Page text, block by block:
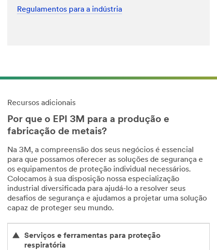
Regulamentos para a indústria
Recursos adicionais
Por que o EPI 3M para a produção e
fabricação de metais?
Na 3M, a compreensão dos seus negócios é essencial
para que possamos oferecer as soluções de segurança e
os equipamentos de proteção individual necessários.
Colocamos à sua disposição nossa especialização
industrial diversificada para ajudá-lo a resolver seus
desafios de segurança e ajudamos a projetar uma solução
capaz de proteger seu mundo.
Serviços e ferramentas para proteção
respiratória